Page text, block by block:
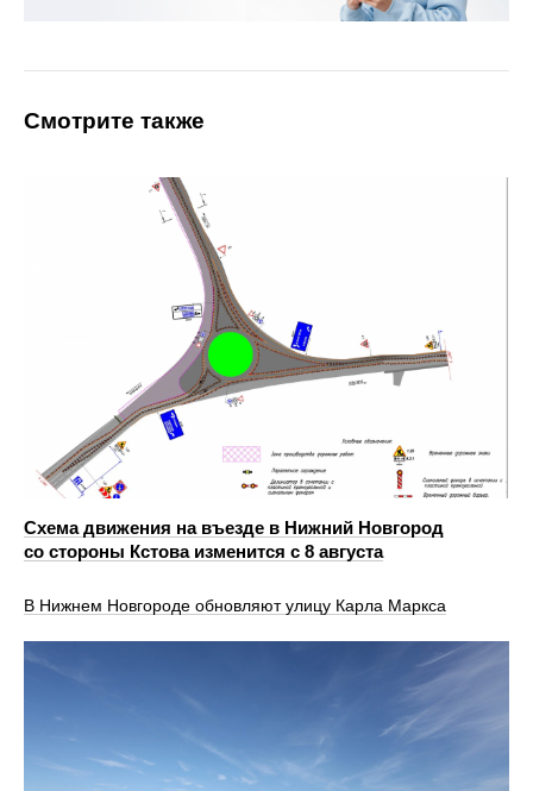
Смотрите также
Схема движения на въезде в Нижний Новгород
со стороны Кстова изменится с 8 августа
В Нижнем Новгороде обновляют улицу Карла Маркса